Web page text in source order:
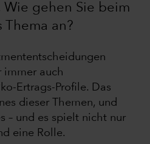
Wie gehen Sie beim
Thema an?
immer auch
Ertrags-Profile. Das
dieser Themen, und
– und es spielt nicht nur
eine Rolle.